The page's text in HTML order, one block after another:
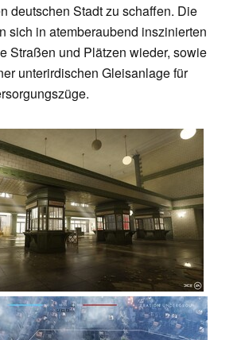
deutschen Stadt zu schaffen. Die
sich in atemberaubend inszinierten
Straßen und Plätzen wieder, sowie
unterirdischen Gleisanlage für